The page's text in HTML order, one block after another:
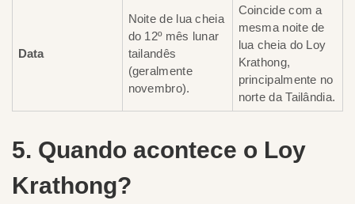
Data
Noite de lua cheia
do 12º mês lunar
tailandês
(geralmente
novembro).
Coincide com a
mesma noite de
lua cheia do Loy
Krathong,
principalmente no
norte da Tailândia.
5. Quando acontece o Loy
Krathong?